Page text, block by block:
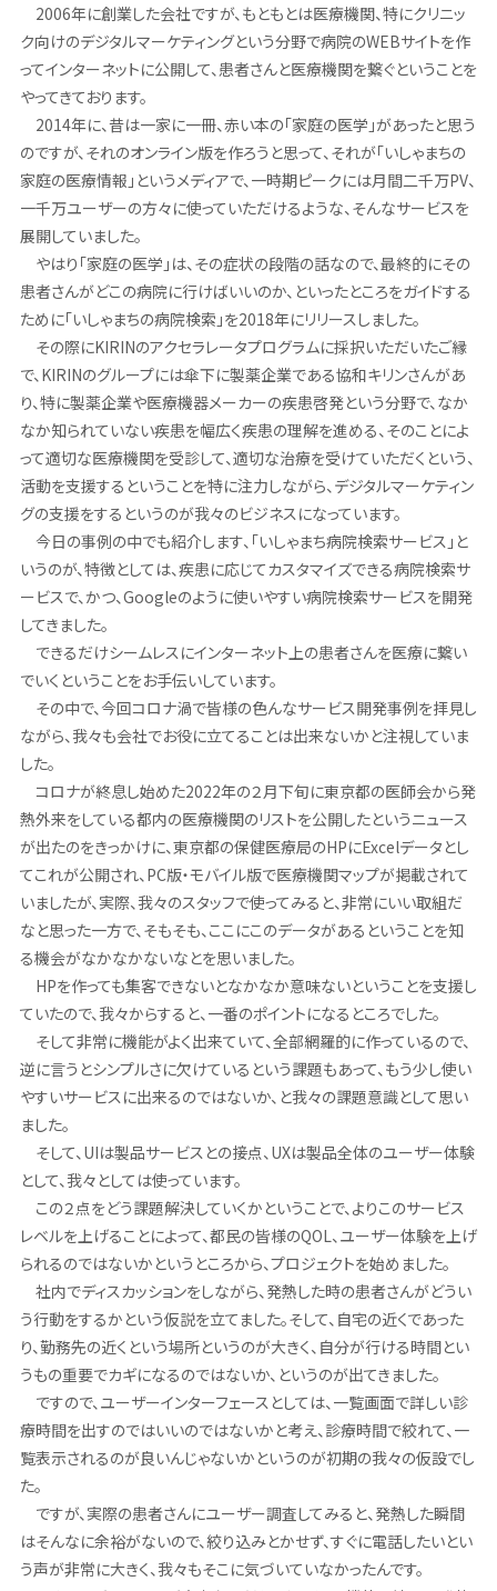
2006年に創業した会社ですが、もともとは医療機関、特にクリニッ
ク向けのデジタルマーケティングという分野で病院のWEBサイトを作
ってインターネットに公開して、患者さんと医療機関を繋ぐということを
やってきております。
2014年に、昔は一家に一冊、赤い本の「家庭の医学」があったと思う
のですが、それのオンライン版を作ろうと思って、それが「いしゃまちの
家庭の医療情報」というメディアで、一時期ピークには月間二千万PV、
一千万ユーザーの方々に使っていただけるような、そんなサービスを
展開していました。
やはり「家庭の医学」は、その症状の段階の話なので、最終的にその
患者さんがどこの病院に行けばいいのか、といったところをガイドする
ために「いしゃまちの病院検索」を2018年にリリースしました。
その際にKIRINのアクセラレータプログラムに採択いただいたご縁
で、KIRINのグループには傘下に製薬企業である協和キリンさんがあ
り、特に製薬企業や医療機器メーカーの疾患啓発という分野で、なか
なか知られていない疾患を幅広く疾患の理解を進める、そのことによ
って適切な医療機関を受診して、適切な治療を受けていただくという、
活動を支援するということを特に注力しながら、デジタルマーケティン
グの支援をするというのが我々のビジネスになっています。
今日の事例の中でも紹介します、「いしゃまち病院検索サービス」と
いうのが、特徴としては、疾患に応じてカスタマイズできる病院検索サ
ービスで、かつ、Googleのように使いやすい病院検索サービスを開発
してきました。
できるだけシームレスにインターネット上の患者さんを医療に繋い
でいくということをお手伝いしています。
その中で、今回コロナ渦で皆様の色んなサービス開発事例を拝見し
ながら、我々も会社でお役に立てることは出来ないかと注視していま
した。
コロナが終息し始めた2022年の２月下旬に東京都の医師会から発
熱外来をしている都内の医療機関のリストを公開したというニュース
が出たのをきっかけに、東京都の保健医療局のHPにExcelデータとし
てこれが公開され、PC版・モバイル版で医療機関マップが掲載されて
いましたが、実際、我々のスタッフで使ってみると、非常にいい取組だ
なと思った一方で、そもそも、ここにこのデータがあるということを知
る機会がなかなかないなとを思いました。
HPを作っても集客できないとなかなか意味ないということを支援し
ていたので、我々からすると、一番のポイントになるところでした。
そして非常に機能がよく出来ていて、全部網羅的に作っているので、
逆に言うとシンプルさに欠けているという課題もあって、もう少し使い
やすいサービスに出来るのではないか、と我々の課題意識として思い
ました。
そして、UIは製品サービスとの接点、UXは製品全体のユーザー体験
として、我々としては使っています。
この２点をどう課題解決していくかということで、よりこのサービス
レベルを上げることによって、都民の皆様のQOL、ユーザー体験を上げ
られるのではないかというところから、プロジェクトを始めました。
社内でディスカッションをしながら、発熱した時の患者さんがどうい
う行動をするかという仮説を立てました。そして、自宅の近くであった
り、勤務先の近くという場所というのが大きく、自分が行ける時間とい
うもの重要でカギになるのではないか、というのが出てきました。
ですので、ユーザーインターフェースとしては、一覧画面で詳しい診
療時間を出すのではいいのではないかと考え、診療時間で絞れて、一
覧表示されるのが良いんじゃないかというのが初期の我々の仮設でし
た。
ですが、実際の患者さんにユーザー調査してみると、発熱した瞬間
はそんなに余裕がないので、絞り込みとかせず、すぐに電話したいとい
う声が非常に大きく、我々もそこに気づいていなかったんです。